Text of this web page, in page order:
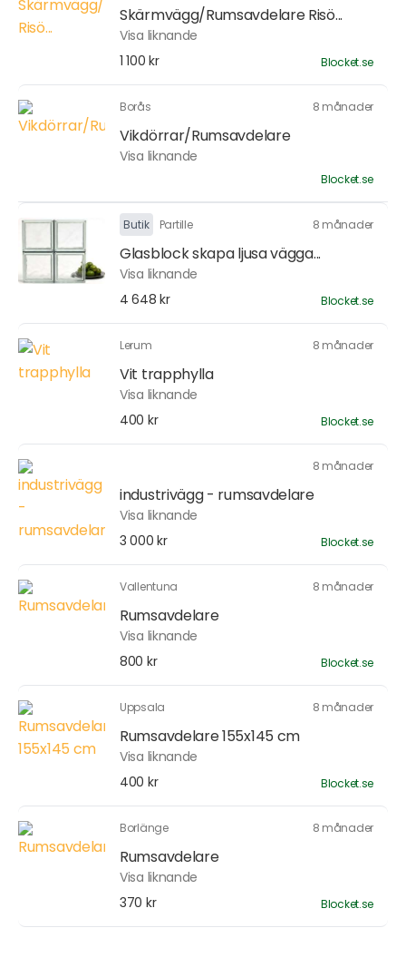
Skärmvägg/Rumsavdelare Risö...
Visa liknande
1 100 kr
Blocket.se
Borås 8 månader
Vikdörrar/Rumsavdelare
Visa liknande
Blocket.se
Butik Partille 8 månader
Glasblock skapa ljusa vägga...
Visa liknande
4 648 kr
Blocket.se
Lerum 8 månader
Vit trapphylla
Visa liknande
400 kr
Blocket.se
8 månader
industrivägg - rumsavdelare
Visa liknande
3 000 kr
Blocket.se
Vallentuna 8 månader
Rumsavdelare
Visa liknande
800 kr
Blocket.se
Uppsala 8 månader
Rumsavdelare 155x145 cm
Visa liknande
400 kr
Blocket.se
Borlänge 8 månader
Rumsavdelare
Visa liknande
370 kr
Blocket.se